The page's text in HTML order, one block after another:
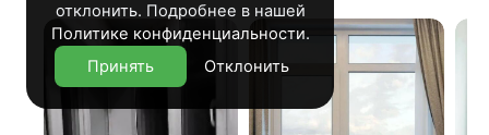
отклонить. Подробнее в нашей
Политике конфиденциальности.
Принять
Отклонить